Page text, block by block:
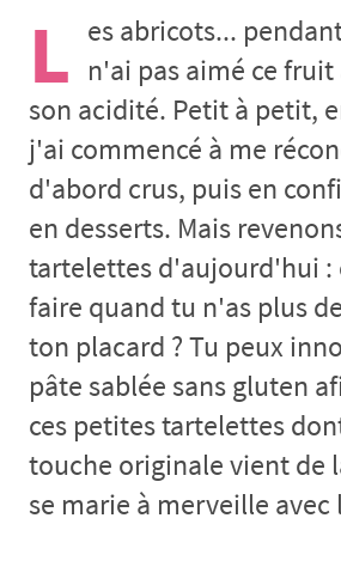
L es abricots...
n'ai pas aimé ce fruit
son acidité. Petit à petit,
j'ai commencé à me
d'abord crus, puis en
en desserts. Mais
tartelettes d'aujourd'hui :
faire quand tu n'as plus
ton placard ? Tu peux
pâte sablée sans gluten
ces petites tartelettes
touche originale vient de
se marie à merveille